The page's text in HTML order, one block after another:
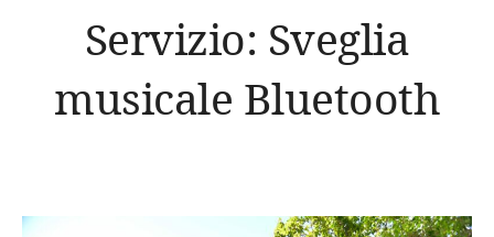
Servizio: Sveglia
musicale Bluetooth